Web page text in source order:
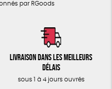
par RGoods
Livraison dans les meilleurs
délais
sous 1 à 4 jours ouvrés